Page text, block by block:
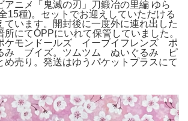
アニメ「鬼滅の刃」刀鍛冶の里編 ゆら
15種)。セットでお迎えしていただける
ています。開封後に一度外に連れ出した
所にてOPPにいれて保管していました。
ケモンドールズ イーブイフレンズ ポ
み ブイズ。ツムツム ぬいぐるみ ピ
売り。発送はゆうパケットプラスにて